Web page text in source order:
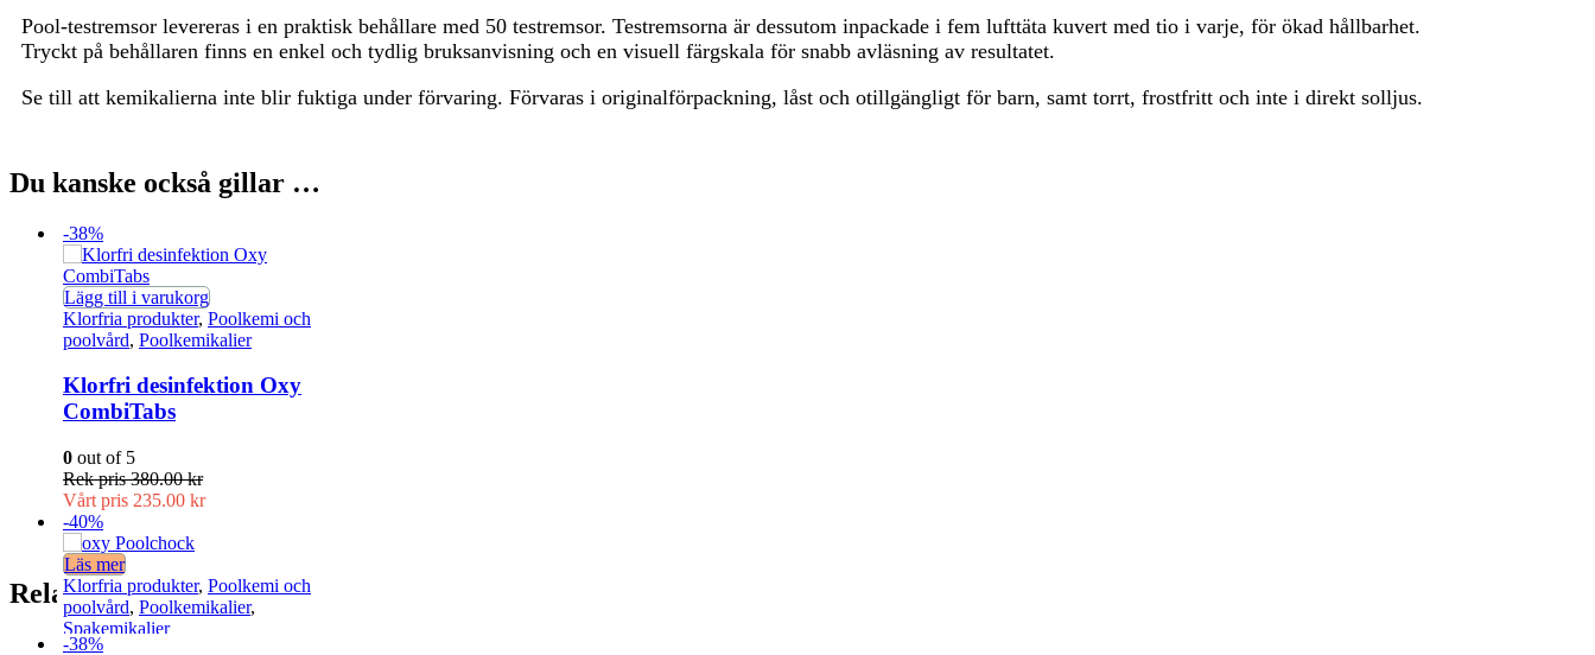
Pool-testremsor levereras i en praktisk behållare med 50 testremsor. Testremsorna är dessutom inpackade i fem lufttäta kuvert med tio i varje, för ökad hållbarhet.
Tryckt på behållaren finns en enkel och tydlig bruksanvisning och en visuell färgskala för snabb avläsning av resultatet.
Se till att kemikalierna inte blir fuktiga under förvaring. Förvaras i originalförpackning, låst och otillgängligt för barn, samt torrt, frostfritt och inte i direkt solljus.
Du kanske också gillar …
-38%
Lägg till i varukorg
Klorfria produkter, Poolkemi och
poolvård, Poolkemikalier
Klorfri desinfektion Oxy
CombiTabs
0 out of 5
Rek pris380.00kr
Vårt pris 235.00 kr
-40%
Läs mer
Klorfria produkter, Poolkemi och
poolvård, Poolkemikalier,
Spakemikalier
Relaterade produkter
-38%